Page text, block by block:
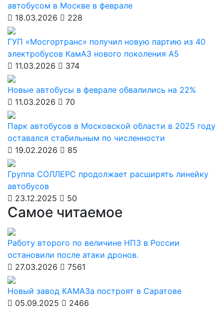
автобусом в Москве в феврале
18.03.2026
228
ГУП «Мосгортранс» получил новую партию из 40
электробусов КамАЗ нового поколения А5
11.03.2026
374
Новые автобусы в феврале обвалились на 22%
11.03.2026
70
Парк автобусов в Московской области в 2025 году
оставался стабильным по численности
19.02.2026
85
Группа СОЛЛЕРС продолжает расширять линейку
автобусов
23.12.2025
50
Самое читаемое
Работу второго по величине НПЗ в России
остановили после атаки дронов.
27.03.2026
7561
Новый завод КАМАЗа построят в Саратове
05.09.2025
2466